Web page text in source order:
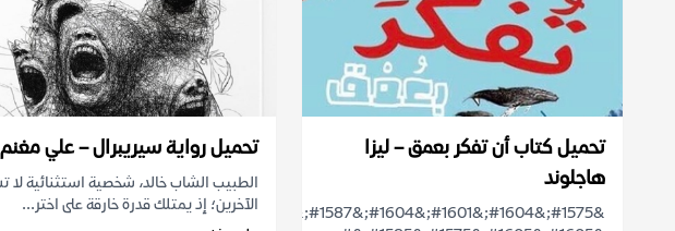
تحميل كتاب أن تفكر بعمق – ليزا
هاجلوند
&#1575;&#1604;&#1601;&#1604;&#1587;&#1601;&#1577;
تحميل رواية سيريبرال – علي مغنم
الطبيب الشاب خالد، شخصية استثنائية لا
الآخرين؛ إذ يمتلك قدرة خارقة على اختر...